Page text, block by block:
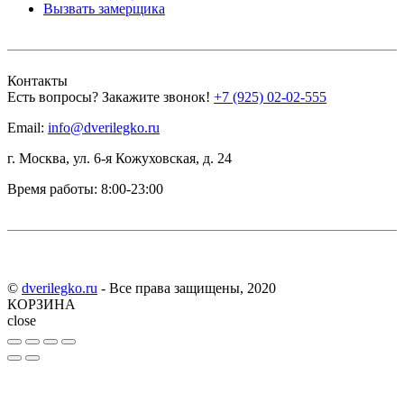
Вызвать замерщика
Контакты
Есть вопросы? Закажите звонок! +7 (925) 02-02-555
Email: info@dverilegko.ru
г. Москва, ул. 6-я Кожуховская, д. 24
Время работы: 8:00-23:00
© dverilegko.ru - Все права защищены, 2020
КОРЗИНА
close